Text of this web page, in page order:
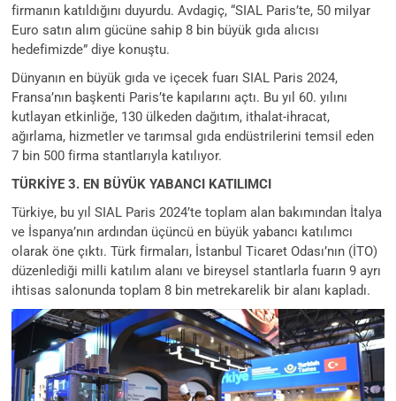
firmanın katıldığını duyurdu. Avdagiç, “SIAL Paris’te, 50 milyar
Euro satın alım gücüne sahip 8 bin büyük gıda alıcısı
hedefimizde” diye konuştu.
Dünyanın en büyük gıda ve içecek fuarı SIAL Paris 2024,
Fransa’nın başkenti Paris’te kapılarını açtı. Bu yıl 60. yılını
kutlayan etkinliğe, 130 ülkeden dağıtım, ithalat-ihracat,
ağırlama, hizmetler ve tarımsal gıda endüstrilerini temsil eden
7 bin 500 firma stantlarıyla katılıyor.
TÜRKİYE 3. EN BÜYÜK YABANCI KATILIMCI
Türkiye, bu yıl SIAL Paris 2024’te toplam alan bakımından İtalya
ve İspanya’nın ardından üçüncü en büyük yabancı katılımcı
olarak öne çıktı. Türk firmaları, İstanbul Ticaret Odası’nın (İTO)
düzenlediği milli katılım alanı ve bireysel stantlarla fuarın 9 ayrı
ihtisas salonunda toplam 8 bin metrekarelik bir alanı kapladı.